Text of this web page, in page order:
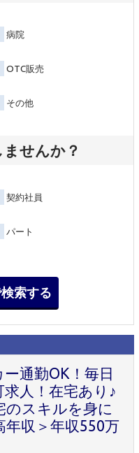
病院
OTC販売
その他
せんか？
契約社員
パート
通勤OK！毎日
人！在宅あり♪
のスキルを身に
年収＞年収550万